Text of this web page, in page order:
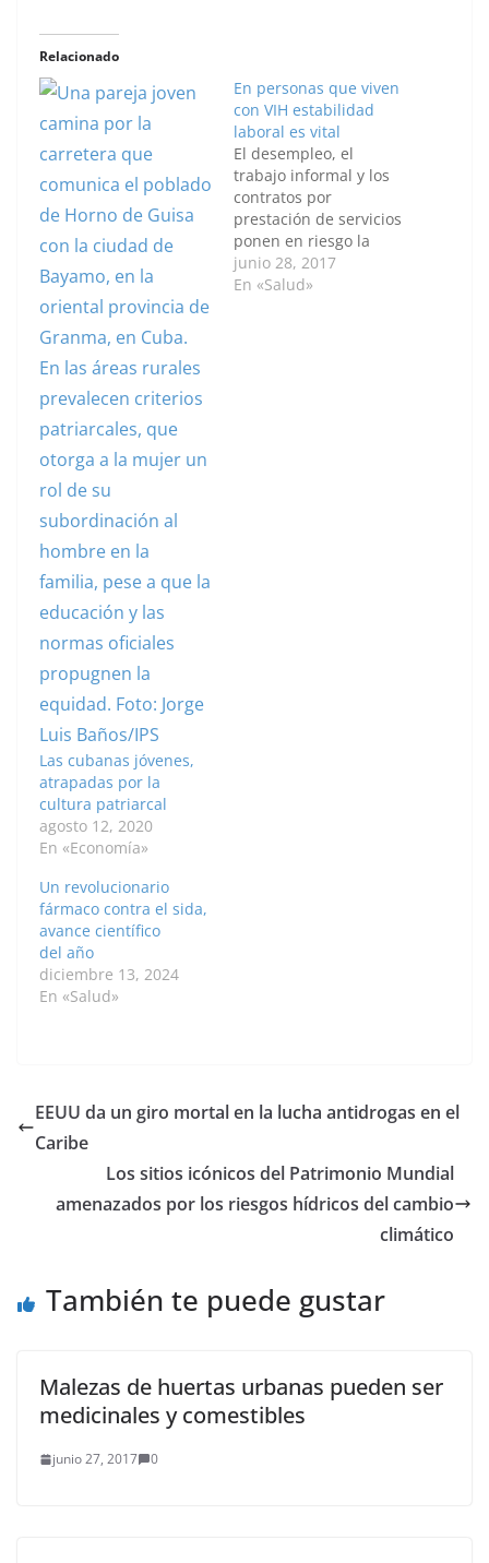
Relacionado
Las cubanas jóvenes,
atrapadas por la
cultura patriarcal
agosto 12, 2020
En «Economía»
En personas que viven
con VIH estabilidad
laboral es vital
El desempleo, el
trabajo informal y los
contratos por
prestación de servicios
ponen en riesgo la
salud de estas
personas, ya que
junio 28, 2017
En «Salud»
Un revolucionario
fármaco contra el sida,
avance científico
del año
diciembre 13, 2024
En «Salud»
EEUU da un giro mortal en la lucha antidrogas en el
Caribe
Los sitios icónicos del Patrimonio Mundial
amenazados por los riesgos hídricos del cambio
climático
También te puede gustar
Malezas de huertas urbanas pueden ser
medicinales y comestibles
junio 27, 2017 0